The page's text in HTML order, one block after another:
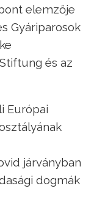
elemzője
Gyáriparosok
és az
Európai
járványban
dogmák